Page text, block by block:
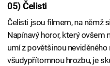
05) Čelisti
Čelisti jsou filmem, na němž
Napínavý horor, který ovšem
umí z povětšinou
všudypřítomnou hrozbu, je